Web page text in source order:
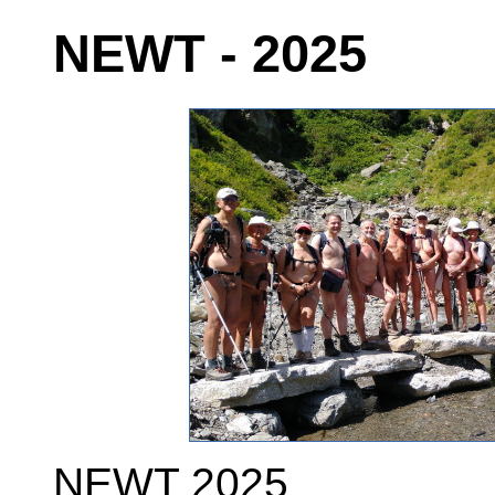
NEWT - 2025
NEWT 2025